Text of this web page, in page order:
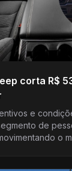
corta R$
e
de
o